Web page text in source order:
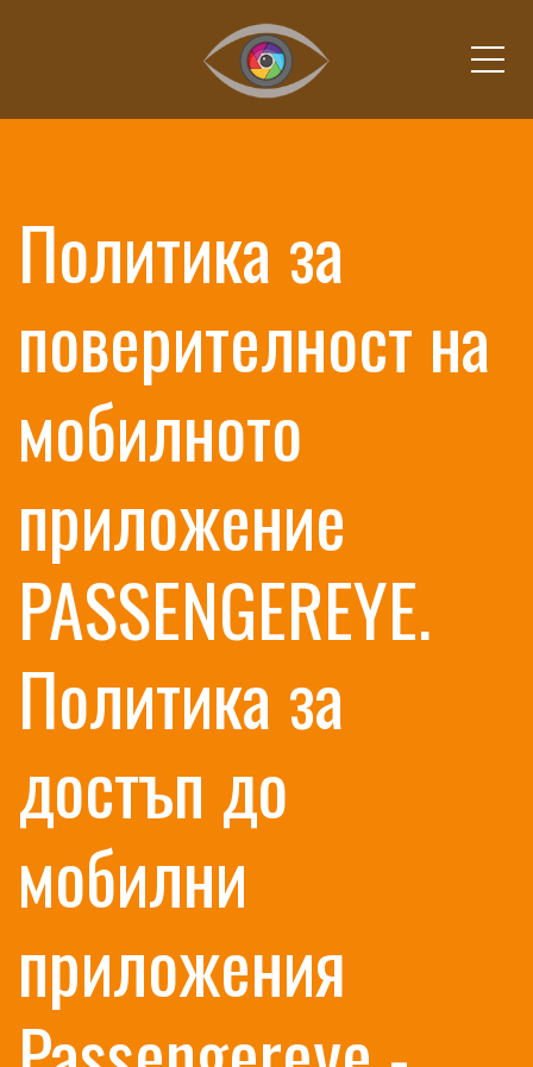
Политика за
поверителност на
мобилното
приложение
PASSENGEREYE.
Политика за
достъп до
мобилни
приложения